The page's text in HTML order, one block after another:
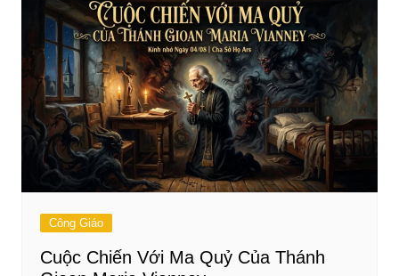
Công Giáo
Cuộc Chiến Với Ma Quỷ Của Thánh